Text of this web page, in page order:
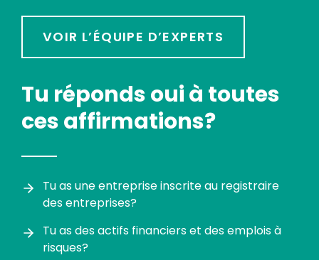
VOIR L’ÉQUIPE D’EXPERTS
Tu réponds oui à toutes
ces affirmations?
Tu as une entreprise inscrite au registraire
des entreprises?
Tu as des actifs financiers et des emplois à
risques?